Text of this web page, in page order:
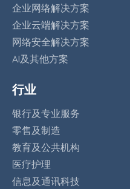
企业网络解决方案
企业云端解决方案
网络安全解决方案
AI及其他方案
行业
银行及专业服务
零售及制造
教育及公共机构
医疗护理
信息及通讯科技